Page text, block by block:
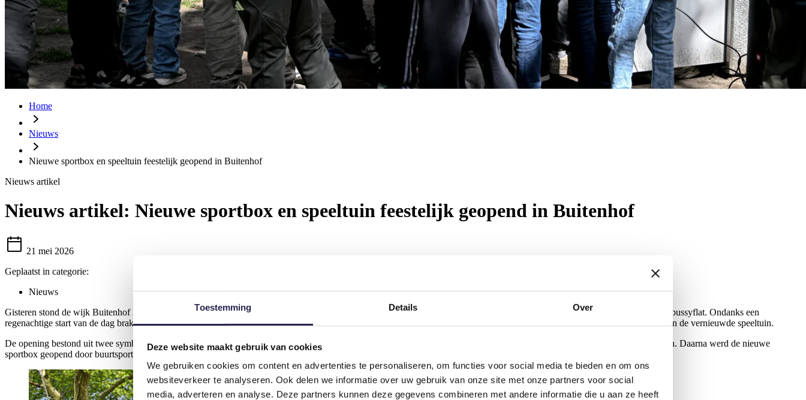
Toestemming Details Over
Deze website maakt gebruik van cookies
We gebruiken cookies om content en advertenties te personaliseren, om functies voor social media te bieden en om ons
websiteverkeer te analyseren. Ook delen we informatie over uw gebruik van onze site met onze partners voor social
media, adverteren en analyse. Deze partners kunnen deze gegevens combineren met andere informatie die u aan ze heeft
Home
Nieuws
Nieuwe sportbox en speeltuin feestelijk geopend in Buitenhof
Nieuws artikel
Nieuws artikel: Nieuwe sportbox en speeltuin feestelijk geopend in Buitenhof
21 mei 2026
Geplaatst in categorie:
Nieuws
Gisteren stond de wijk Buitenhof in het teken van sport, spelen en ontmoeting tijdens de feestelijke opening van de nieuwe sportbox en speeltuin aan de Lisztstraat, achter de Debussyflat. Ondanks een
regenachtige start van de dag brak in de middag de zon door. Met meer dan 200 aanwezige kinderen, ouders en wijkbetrokkenen was het gezellig druk rondom het voetbalveld en de vernieuwde speeltuin.
De opening bestond uit twee symbolische momenten. Eerst opende de wethouder officieel de nieuwe speeltuin door samen met kinderen het lint door te knippen bij de kabelbaan. Daarna werd de nieuwe
sportbox geopend door buurtsportcoach Waïl, samen met kinderen uit de wijk die enthousiast aftelden van tien naar nul.